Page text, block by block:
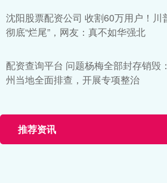
沈阳股票配资公司 收割60万用户！川
彻底“烂尾”，网友：真不如华强北
配资查询平台 问题杨梅全部封存销毁
州当地全面排查，开展专项整治
推荐资讯